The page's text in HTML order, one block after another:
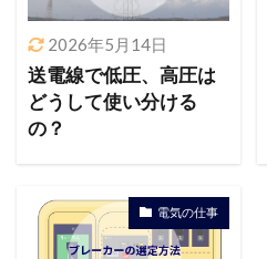
2026年5月14日
送電線で低圧、高圧は
どうして使い分ける
の？
電気の仕事